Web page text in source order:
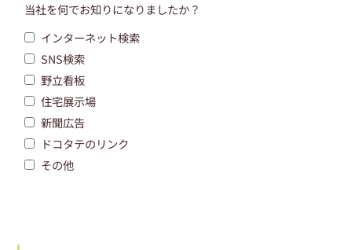
当社を何でお知りになりましたか？
インターネット検索
SNS検索
野立看板
住宅展示場
新聞広告
ドコタテのリンク
その他